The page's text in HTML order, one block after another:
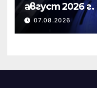
август 2026 г.
07.08.2026